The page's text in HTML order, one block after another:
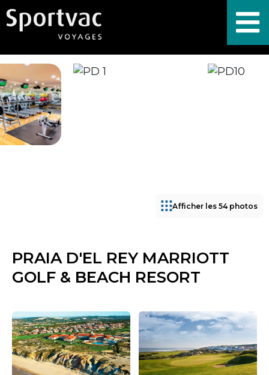
Afficher les 54 photos
PRAIA D'EL REY MARRIOTT
GOLF & BEACH RESORT